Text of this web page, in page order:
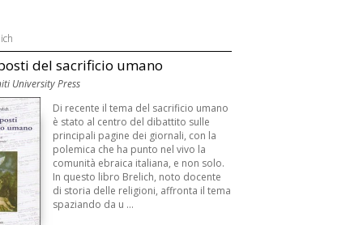
del sacrificio umano
University Press
Di recente il tema del sacrificio umano
è stato al centro del dibattito sulle
principali pagine dei giornali, con la
polemica che ha punto nel vivo la
comunità ebraica italiana, e non solo.
In questo libro Brelich, noto docente
di storia delle religioni, affronta il tema
spaziando da u ...